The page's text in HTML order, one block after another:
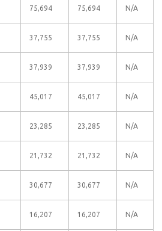
75,694 75,694 N/A
37,755 37,755 N/A
37,939 37,939 N/A
45,017 45,017 N/A
23,285 23,285 N/A
21,732 21,732 N/A
30,677 30,677 N/A
16,207 16,207 N/A